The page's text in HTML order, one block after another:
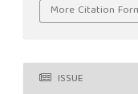
More Citation
ISSUE